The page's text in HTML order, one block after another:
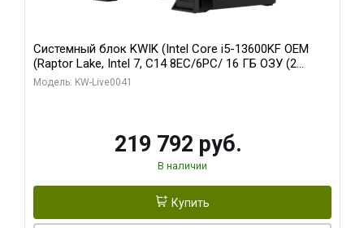
Системный блок KWIK (Intel Core i5-13600KF OEM
(Raptor Lake, Intel 7, C14 8EC/6PC/ 16 ГБ ОЗУ (2
модуля)/ Palit RTX5080 GAMINGPRO OC 16GB GDDR7
Модель: KW-Live0041
219 792 руб.
В наличии
Купить